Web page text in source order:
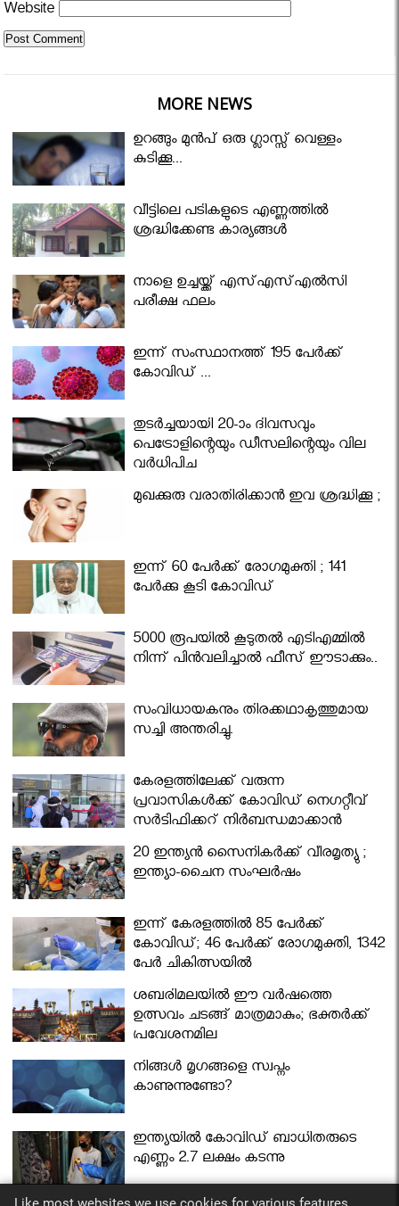
Website
MORE NEWS
ഉറങ്ങും മുന്‍പ് ഒരു ഗ്ലാസ്സ് വെള്ളം
കുടിക്കൂ...
വീട്ടിലെ പടികളുടെ എണ്ണത്തിൽ
ശ്രദ്ധിക്കേണ്ട കാര്യങ്ങൾ
നാളെ ഉച്ചയ്ക്ക് എസ്എസ്എല്‍സി
പരീക്ഷ ഫലം
ഇന്ന് സംസ്ഥാനത്ത് 195 പേര്‍ക്ക്
കോവിഡ് ...
തുടർച്ചയായി 20-ാം ദിവസവും
പെട്രോളിന്റെയും ഡീസലിന്റെയും വില
വര്‍ധിപ്പിച്ചു
മുഖക്കുരു വരാതിരിക്കാന്‍ ഇവ ശ്രദ്ധിക്കൂ ;
ഇന്ന് 60 പേർക്ക് രോഗമുക്തി ; 141
പേര്‍ക്കു കൂടി കോവിഡ്
5000 രൂപയിൽ കൂടുതൽ എടിഎമ്മിൽ
നിന്ന് പിൻവലിച്ചാൽ ഫീസ് ഈടാക്കും..
സംവിധായകനും തിരക്കഥാകൃത്തുമായ
സച്ചി അന്തരിച്ചു.
കേരളത്തിലേക്ക് വരുന്ന
പ്രവാസികള്‍ക്ക് കോവിഡ് നെഗറ്റീവ്
സര്‍ട്ടിഫിക്കറ്റ് നിർബന്ധമാക്കാൻ
മന്ത്രിസഭ
20 ഇന്ത്യൻ സൈനികർക്ക് വീരമൃത്യു ;
ഇന്ത്യാ-ചൈന സംഘർഷം
ഇന്ന് കേരളത്തിൽ 85 പേർക്ക്
കോവിഡ്; 46 പേർക്ക് രോഗമുക്തി, 1342
പേർ ചികിത്സയിൽ
ശബരിമലയില്‍ ഈ വർഷത്തെ
ഉത്സവം ചടങ്ങ് മാത്രമാകും; ഭക്തർക്ക്
പ്രവേശനമില്ല
നിങ്ങള്‍ മൃഗങ്ങളെ സ്വപ്നം
കാണുന്നുണ്ടോ?
ഇന്ത്യയിൽ കോവിഡ് ബാധിതരുടെ
എണ്ണം 2.7 ലക്ഷം കടന്നു